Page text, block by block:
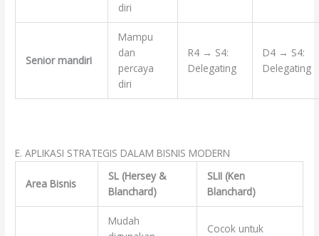
diri
Senior mandiri
Mampu
dan
percaya
diri
R4 → S4:
Delegating
D4 → S4:
Delegating
E. APLIKASI STRATEGIS DALAM BISNIS MODERN
Area Bisnis
SL (Hersey &
Blanchard)
SLII (Ken
Blanchard)
Mudah
Cocok untuk